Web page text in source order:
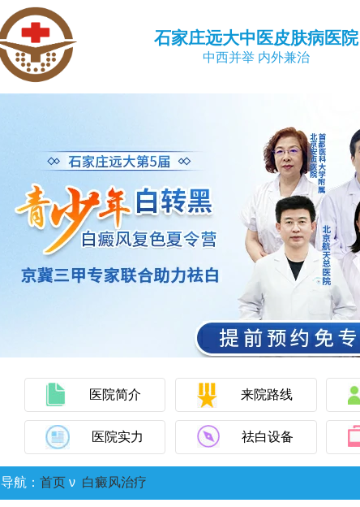
石家庄远大中医皮肤病医院
中西并举 内外兼治
医院简介 来院路线
医院实力 祛白设备
导航： 首页 ν 白癜风治疗